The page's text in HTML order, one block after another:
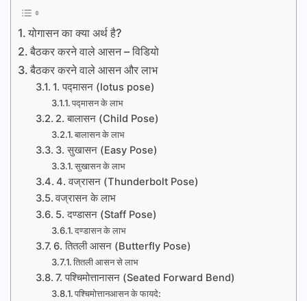
योगासन का क्या अर्थ है?
बैठकर करने वाले आसन – विडियो
बैठकर करने वाले आसन और लाभ
1. पद्मासन (lotus pose)
पद्मासन के लाभ
2. बालासन (Child Pose)
बालासन के लाभ
3. सुखासन (Easy Pose)
सुखासन के लाभ
4. वज्रासन (Thunderbolt Pose)
वज्रासन के लाभ
5. दण्डासन (Staff Pose)
दण्डासन के लाभ
6. तितली आसन (Butterfly Pose)
तितली आसन से लाभ
7. पश्चिमोत्तानासन (Seated Forward Bend)
पश्चिमोत्तानआसन के फायदे: